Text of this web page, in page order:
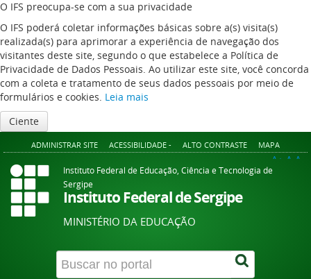
O IFS preocupa-se com a sua privacidade
O IFS poderá coletar informações básicas sobre a(s) visita(s)
realizada(s) para aprimorar a experiência de navegação dos
visitantes deste site, segundo o que estabelece a Política de
Privacidade de Dados Pessoais. Ao utilizar este site, você concorda
com a coleta e tratamento de seus dados pessoais por meio de
formulários e cookies. Leia mais
Ciente
ADMINISTRAR SITE ACESSIBILIDADE - ALTO CONTRASTE MAPA
A+ A A-
Instituto Federal de Educação, Ciência e Tecnologia de
Sergipe
Instituto Federal de Sergipe
MINISTÉRIO DA EDUCAÇÃO